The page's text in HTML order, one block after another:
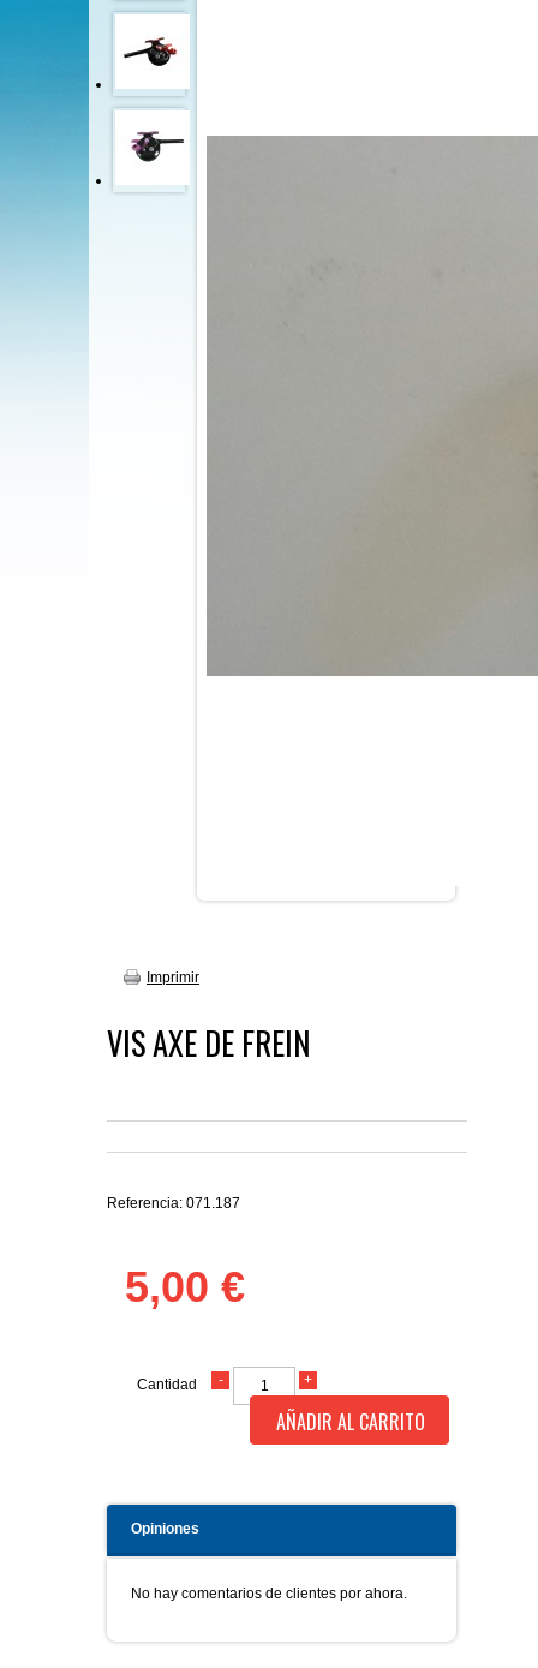
Imprimir
VIS AXE DE FREIN
Referencia: 071.187
5,00 €
Cantidad
AÑADIR AL CARRITO
Opiniones
No hay comentarios de clientes por ahora.